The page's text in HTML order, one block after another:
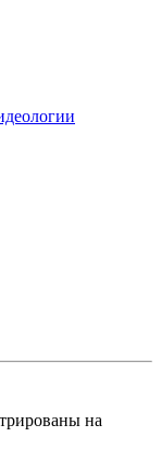
на